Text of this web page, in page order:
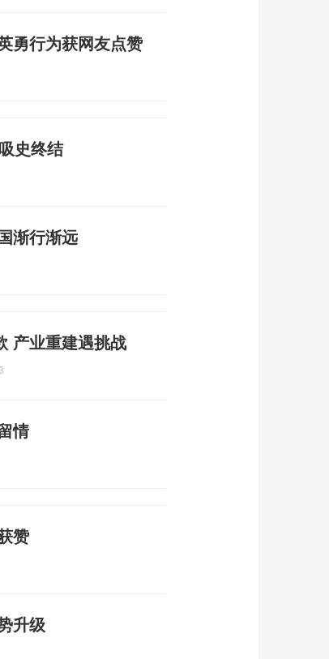
勇行为获网友点赞
史终结
渐行渐远
产业重建遇挑战
情
赞
升级